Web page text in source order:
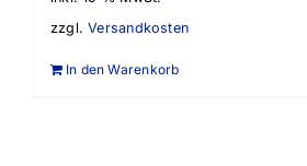
zzgl.Versandkosten
In den Warenkorb